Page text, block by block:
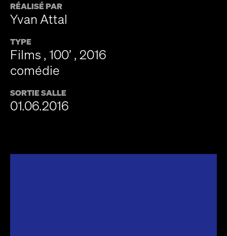
RÉALISÉ PAR
Yvan Attal
TYPE
Films , 100’ , 2016
comédie
SORTIE SALLE
01.06.2016